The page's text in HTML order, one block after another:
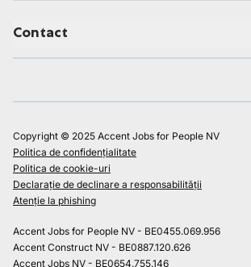
Contact
Copyright © 2025 Accent Jobs for People NV
Politica de confidențialitate
Politica de cookie-uri
Declarație de declinare a responsabilității
Atenție la phishing
Accent Jobs for People NV - BE0455.069.956
Accent Construct NV - BE0887.120.626
Accent Jobs NV - BE0654.755.146